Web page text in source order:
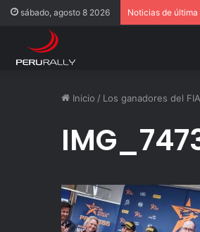
sábado, agosto 8 2026 Noticias de última
Inicio / Los ganadores del